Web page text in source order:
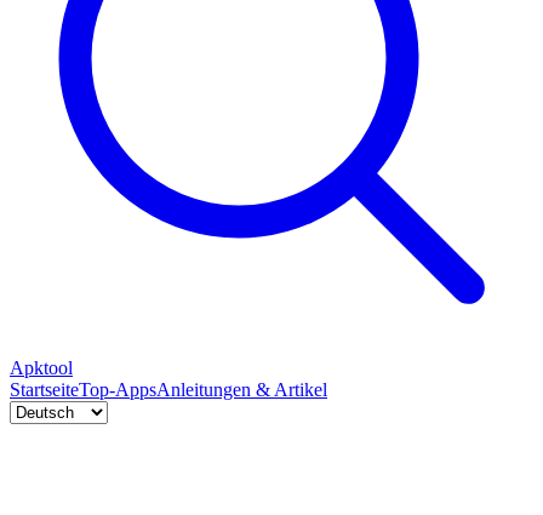
Apktool
StartseiteTop-AppsAnleitungen & Artikel